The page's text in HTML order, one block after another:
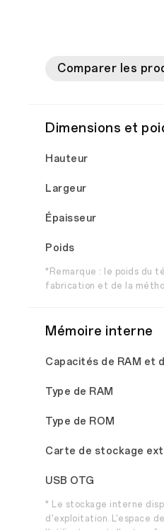
Comparer les
Dimensions et
Hauteur
Largeur
Épaisseur
Poids
*Remarque : le poids du
fabrication et de la
Mémoire interne
Capacités de RAM et
Type de RAM
Type de ROM
Carte de stockage
USB OTG
* Le stockage interne
d'exploitation. L'espace